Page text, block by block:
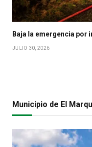
Baja la emergencia por
JULIO 30, 2026
Municipio de El